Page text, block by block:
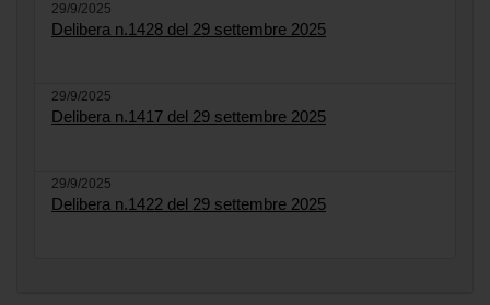
29/9/2025
Delibera n.1428 del 29 settembre 2025
29/9/2025
Delibera n.1417 del 29 settembre 2025
29/9/2025
Delibera n.1422 del 29 settembre 2025